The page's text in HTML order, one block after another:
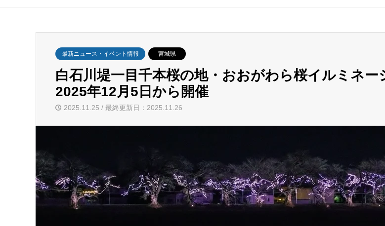
最新ニュース・イベント情報 宮城県
白石川堤一目千本桜の地・おおがわら桜イルミネー
2025年12月5日から開催
2025.11.25 / 最終更新日：2025.11.26